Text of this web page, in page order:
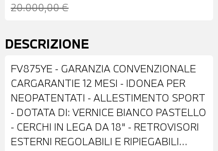
20.000,00 €
DESCRIZIONE
FV875YE - GARANZIA CONVENZIONALE
CARGARANTIE 12 MESI - IDONEA PER
NEOPATENTATI - ALLESTIMENTO SPORT
- DOTATA DI: VERNICE BIANCO PASTELLO
- CERCHI IN LEGA DA 18" - RETROVISORI
ESTERNI REGOLABILI E RIPIEGABILI